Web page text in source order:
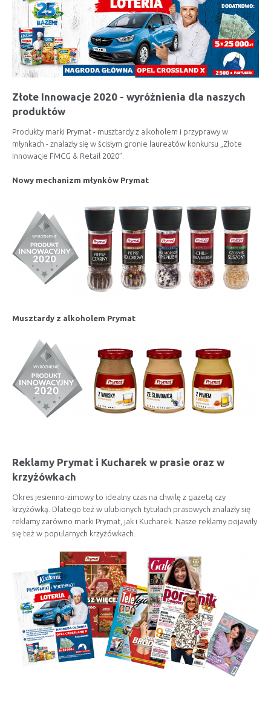
Złote Innowacje 2020 - wyróżnienia dla naszych
produktów
Produkty marki Prymat - musztardy z alkoholem i przyprawy w
młynkach - znalazły się w ścisłym gronie laureatów konkursu „Złote
Innowacje FMCG & Retail 2020”.
Nowy mechanizm młynków Prymat
Musztardy z alkoholem Prymat
Reklamy Prymat i Kucharek w prasie oraz w
krzyżówkach
Okres jesienno-zimowy to idealny czas na chwilę z gazetą czy
krzyżówką. Dlatego też w ulubionych tytułach prasowych znalazły się
reklamy zarówno marki Prymat, jak i Kucharek. Nasze reklamy pojawiły
się też w popularnych krzyżówkach.